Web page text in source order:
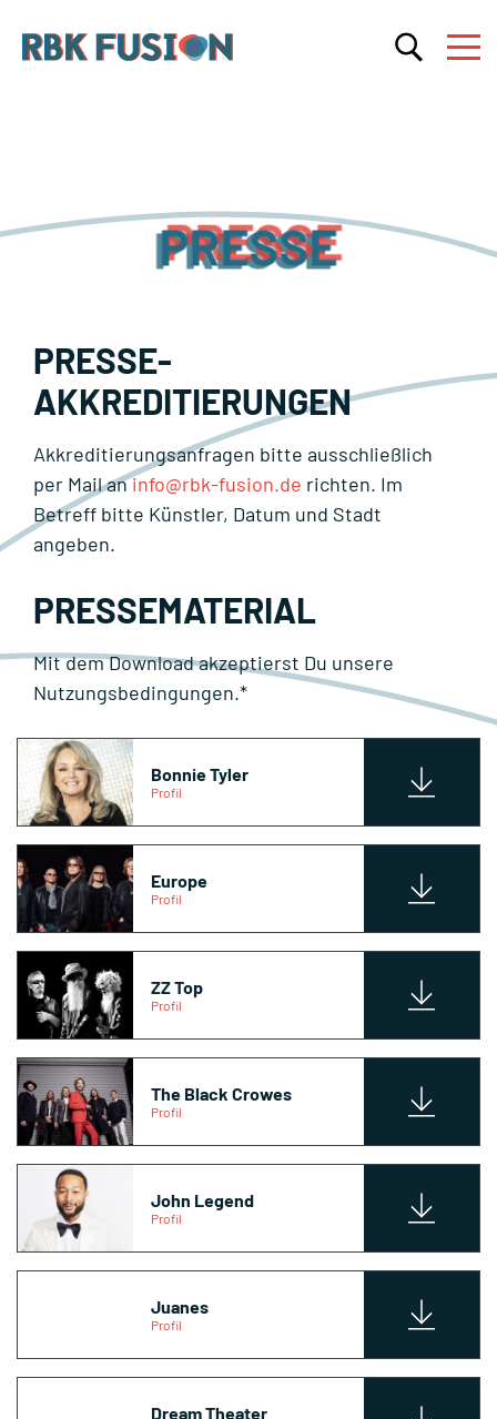
PRESSE
PRESSE-
AKKREDITIERUNGEN
Akkreditierungsanfragen bitte ausschließlich
per Mail aninfo@rbk-fusion.de richten. Im
Betreff bitte Künstler, Datum und Stadt
angeben.
PRESSEMATERIAL
Mit dem Download akzeptierst Du unsere
Nutzungsbedingungen.*
Bonnie Tyler
Profil
Europe
Profil
ZZ Top
Profil
The Black Crowes
Profil
John Legend
Profil
Juanes
Profil
Dream Theater